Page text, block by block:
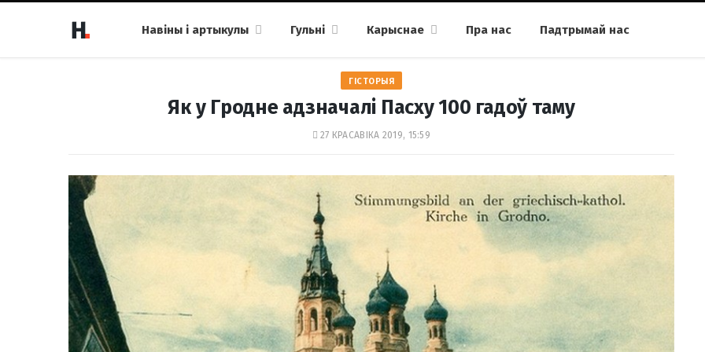
Навіны і артыкулы Гульні Карыснае Пра нас Падтрымай нас
ГІСТОРЫЯ
Як у Гродне адзначалі Пасху 100 гадоў таму
27 КРАСАВІКА 2019, 15:59